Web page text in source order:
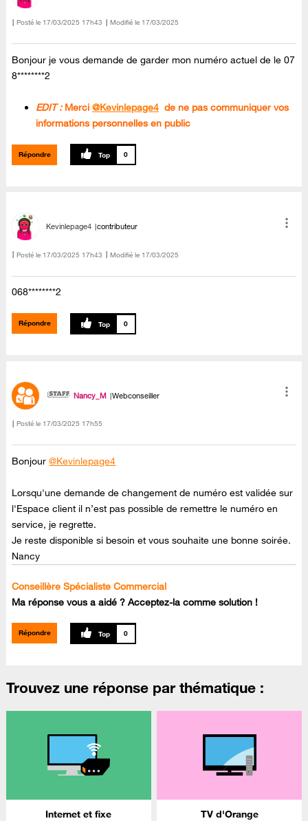
Posté le ‎17/03/2025 17h43 Modifié le 17/03/2025
Bonjour je vous demande de garder mon numéro actuel de le 07
8********2
EDIT : Merci@Kevinlepage4 de ne pas communiquer vos
informations personnelles en public
Répondre 0
Kevinlepage4 contributeur
Posté le ‎17/03/2025 17h43 Modifié le 17/03/2025
068********2
Répondre 0
Nancy_M Webconseiller
Posté le ‎17/03/2025 17h55
Bonjour@Kevinlepage4
Lorsqu'une demande de changement de numéro est validée sur
l'Espace client il n’est pas possible de remettre le numéro en
service, je regrette.
Je reste disponible si besoin et vous souhaite une bonne soirée.
Nancy
Conseillère Spécialiste Commercial
Ma réponse vous a aidé ? Acceptez-la comme solution !
Répondre 0
Trouvez une réponse par thématique :
Internet et fixe TV d'Orange